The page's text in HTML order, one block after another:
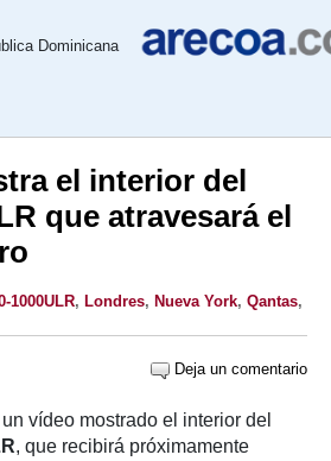
Dominicana
el interior del
que atravesará el
1000ULR, Londres, Nueva York, Qantas,
Deja un comentario
vídeo mostrado el interior del
, que recibirá próximamente